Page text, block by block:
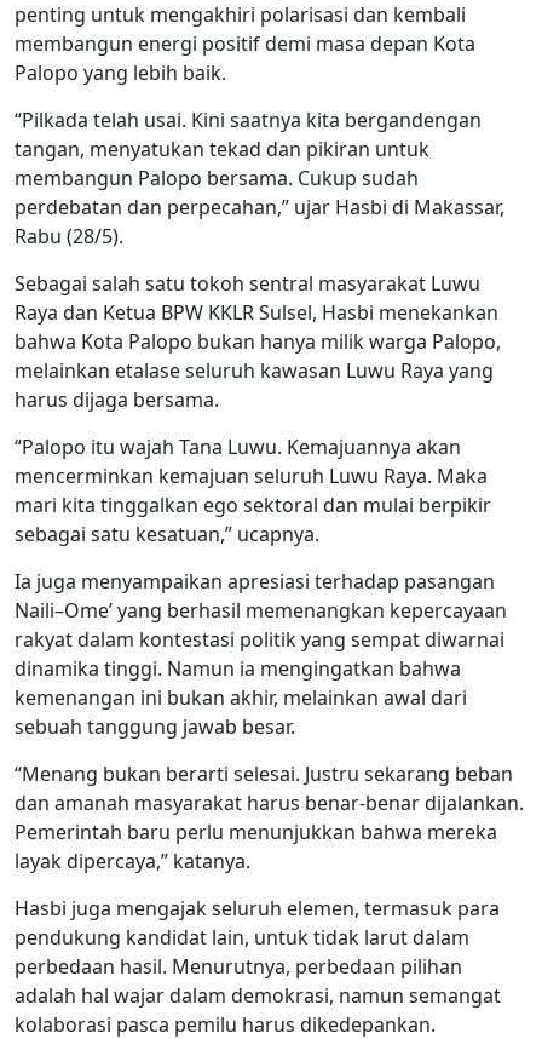
penting untuk mengakhiri polarisasi dan kembali
membangun energi positif demi masa depan Kota
Palopo yang lebih baik.
“Pilkada telah usai. Kini saatnya kita bergandengan
tangan, menyatukan tekad dan pikiran untuk
membangun Palopo bersama. Cukup sudah
perdebatan dan perpecahan,” ujar Hasbi di Makassar,
Rabu (28/5).
Sebagai salah satu tokoh sentral masyarakat Luwu
Raya dan Ketua BPW KKLR Sulsel, Hasbi menekankan
bahwa Kota Palopo bukan hanya milik warga Palopo,
melainkan etalase seluruh kawasan Luwu Raya yang
harus dijaga bersama.
“Palopo itu wajah Tana Luwu. Kemajuannya akan
mencerminkan kemajuan seluruh Luwu Raya. Maka
mari kita tinggalkan ego sektoral dan mulai berpikir
sebagai satu kesatuan,” ucapnya.
Ia juga menyampaikan apresiasi terhadap pasangan
Naili–Ome’ yang berhasil memenangkan kepercayaan
rakyat dalam kontestasi politik yang sempat diwarnai
dinamika tinggi. Namun ia mengingatkan bahwa
kemenangan ini bukan akhir, melainkan awal dari
sebuah tanggung jawab besar.
“Menang bukan berarti selesai. Justru sekarang beban
dan amanah masyarakat harus benar-benar dijalankan.
Pemerintah baru perlu menunjukkan bahwa mereka
layak dipercaya,” katanya.
Hasbi juga mengajak seluruh elemen, termasuk para
pendukung kandidat lain, untuk tidak larut dalam
perbedaan hasil. Menurutnya, perbedaan pilihan
adalah hal wajar dalam demokrasi, namun semangat
kolaborasi pasca pemilu harus dikedepankan.